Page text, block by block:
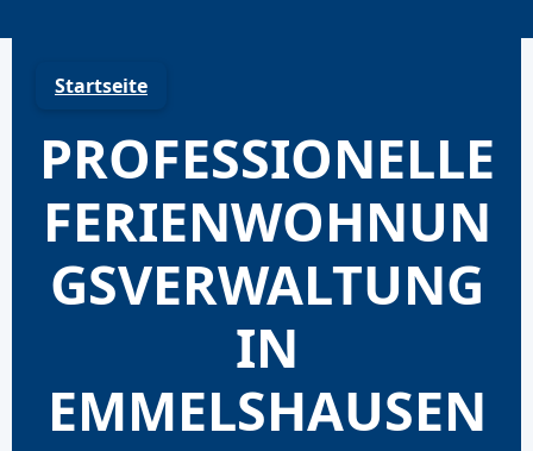
to
Startseite
PROFESSIONELLE
FERIENWOHNUN
GSVERWALTUNG
IN
EMMELSHAUSEN